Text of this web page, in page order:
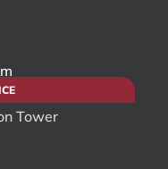
Tower